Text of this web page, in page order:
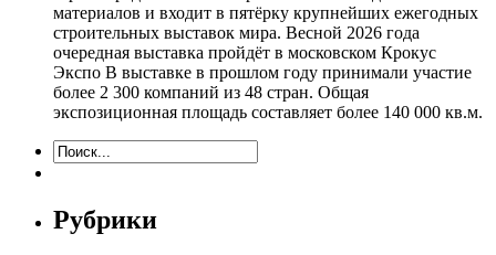
материалов и входит в пятёрку крупнейших ежегодных
строительных выставок мира. Весной 2026 года
очередная выставка пройдёт в московском Крокус
Экспо В выставке в прошлом году принимали участие
более 2 300 компаний из 48 стран. Общая
экспозиционная площадь составляет более 140 000 кв.м.
Рубрики